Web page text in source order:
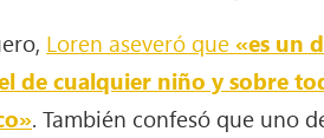
Loren aseveró que«es un
de cualquier niño y sobre
. También confesó que uno